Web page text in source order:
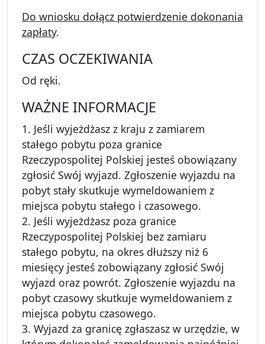
Do wniosku dołącz potwierdzenie dokonania
zapłaty.
CZAS OCZEKIWANIA
Od ręki.
WAŻNE INFORMACJE
1. Jeśli wyjeżdżasz z kraju z zamiarem
stałego pobytu poza granice
Rzeczypospolitej Polskiej jesteś obowiązany
zgłosić Swój wyjazd. Zgłoszenie wyjazdu na
pobyt stały skutkuje wymeldowaniem z
miejsca pobytu stałego i czasowego.
2. Jeśli wyjeżdżasz poza granice
Rzeczypospolitej Polskiej bez zamiaru
stałego pobytu, na okres dłuższy niż 6
miesięcy jesteś zobowiązany zgłosić Swój
wyjazd oraz powrót. Zgłoszenie wyjazdu na
pobyt czasowy skutkuje wymeldowaniem z
miejsca pobytu czasowego.
3. Wyjazd za granicę zgłaszasz w urzędzie, w